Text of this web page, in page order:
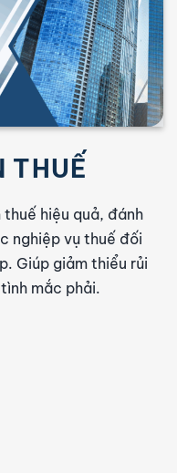
THUẾ
hiệu quả, đánh
nghiệp vụ thuế đối
Giúp giảm thiểu rủi
mắc phải.